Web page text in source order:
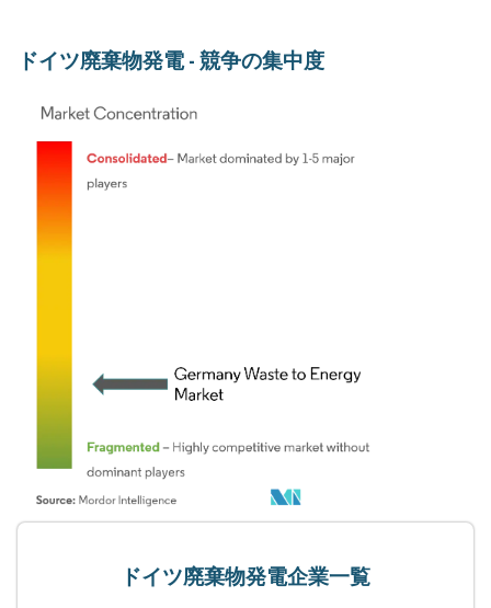
ドイツ廃棄物発電 - 競争の集中度
ドイツ廃棄物発電企業一覧